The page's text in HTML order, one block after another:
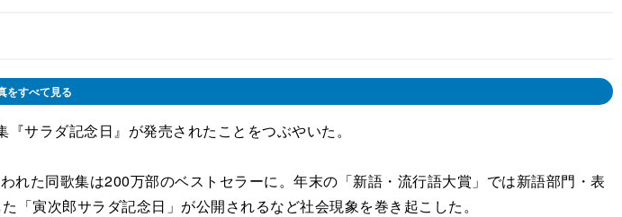
をすべて見る
サラダ記念日』が発売されたことをつぶやいた。
た同歌集は200万部のベストセラーに。年末の「新語・流行語大賞」では新語部門・表
寅次郎サラダ記念日」が公開されるなど社会現象を巻き起こした。